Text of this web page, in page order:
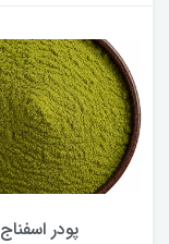
پودر اسفناج